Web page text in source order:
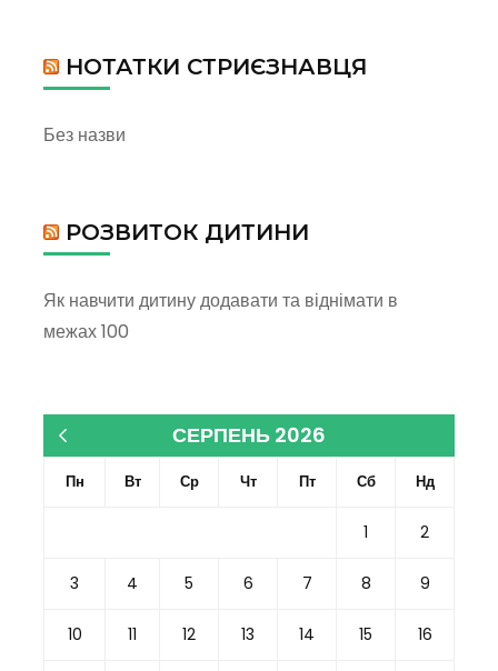
НОТАТКИ СТРИЄЗНАВЦЯ
Без назви
РОЗВИТОК ДИТИНИ
Як навчити дитину додавати та віднімати в
межах 100
СЕРПЕНЬ 2026
Пн Вт Ср Чт Пт Сб Нд
1 2
3 4 5 6 7 8 9
10 11 12 13 14 15 16